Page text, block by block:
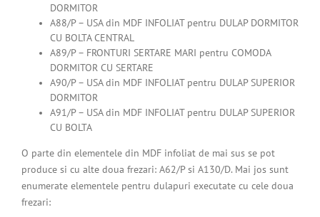
DORMITOR
A88/P – USA din MDF INFOLIAT pentru DULAP DORMITOR
CU BOLTA CENTRAL
A89/P – FRONTURI SERTARE MARI pentru COMODA
DORMITOR CU SERTARE
A90/P – USA din MDF INFOLIAT pentru DULAP SUPERIOR
DORMITOR
A91/P – USA din MDF INFOLIAT pentru DULAP SUPERIOR
CU BOLTA
O parte din elementele din MDF infoliat de mai sus se pot
produce si cu alte doua frezari: A62/P si A130/D. Mai jos sunt
enumerate elementele pentru dulapuri executate cu cele doua
frezari: